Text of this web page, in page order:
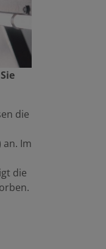
die
Im
die